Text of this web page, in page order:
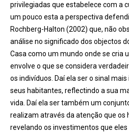
privilegiadas que estabelece com a
um pouco esta a perspectiva
Rochberg-Halton (2002) que, não
análise no significado dos objectos
Casa como um mundo onde se cria
envolve o que se considera
os indivíduos. Daí ela ser o sinal
seus habitantes, reflectindo a sua
vida. Daí ela ser também um
realizam através da atenção que os
revelando os investimentos que